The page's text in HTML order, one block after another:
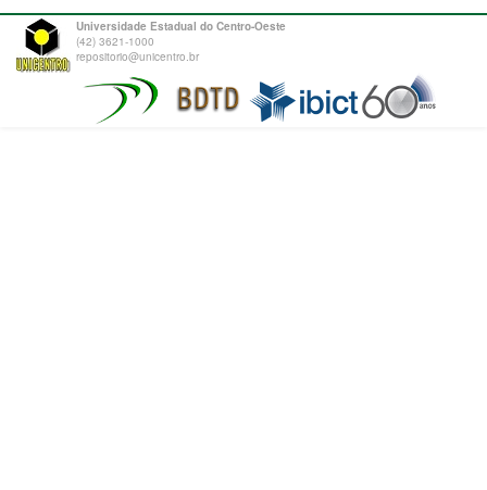
Universidade Estadual do Centro-Oeste
(42) 3621-1000
repositorio@unicentro.br